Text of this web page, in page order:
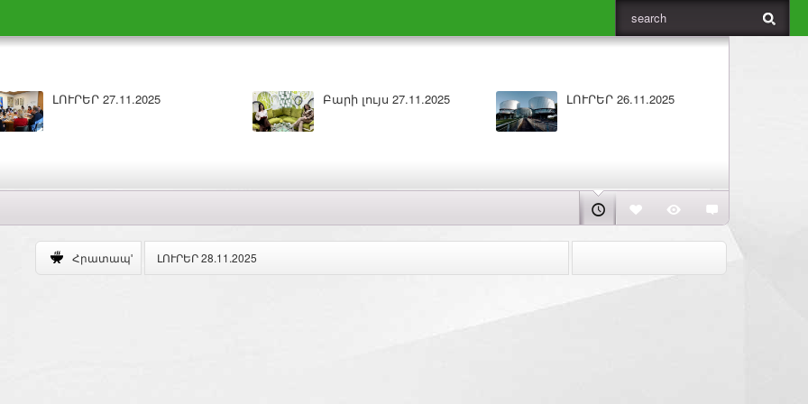
Բարի լույս 26.11.2025 ԼՈՒՐԵՐ 25.11.2025 Բարի լույս 25.11.2025
Հրատապ' ԼՈՒՐԵՐ 28.11.2025